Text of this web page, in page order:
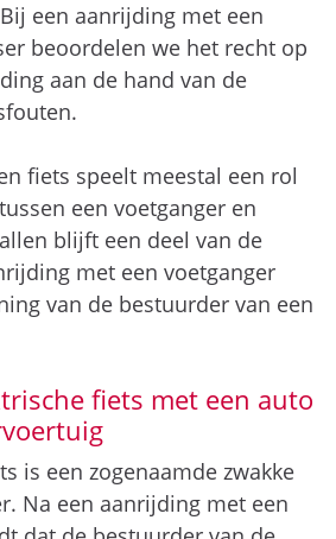
een aanrijding met een
beoordelen we het recht op
aan de hand van de
fiets speelt meestal een rol
een voetganger en
blijft een deel van de
met een voetganger
van de bestuurder van een
fiets met een auto
is een zogenaamde zwakke
Na een aanrijding met een